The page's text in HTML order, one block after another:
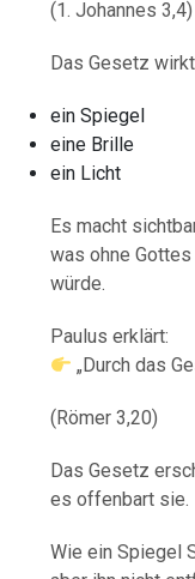
(1. Johannes 3,4)
Das Gesetz
ein Spiegel
eine Brille
ein Licht
Es macht
was ohne
würde.
Paulus erklärt:
„Durch das
(Römer 3,20)
Das Gesetz
es offenbart sie.
Wie ein Spiegel